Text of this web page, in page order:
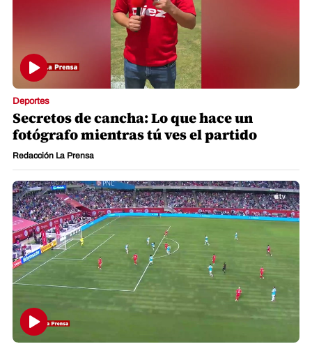
Deportes
Secretos de cancha: Lo que hace un
fotógrafo mientras tú ves el partido
Redacción La Prensa